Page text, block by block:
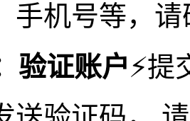
手机号等，
验证账户⚡️